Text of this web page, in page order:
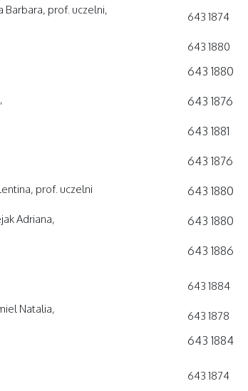
Barbara, prof. uczelni,
643 1874
643 1880
643 1880
643 1876
643 1881
643 1876
prof. uczelni
643 1880
Adriana,
643 1880
643 1886
643 1884
Natalia,
643 1878
643 1884
643 1874